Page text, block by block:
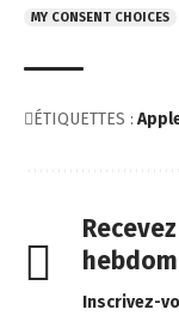
MY CONSENT CHOICES
ÉTIQUETTES :
Inscrivez-